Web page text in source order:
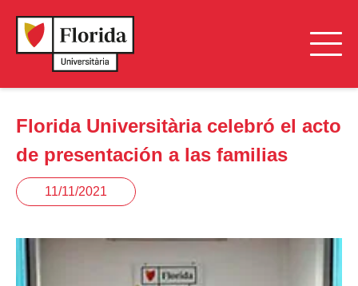
Florida Universitària celebró el acto
de presentación a las familias
11/11/2021